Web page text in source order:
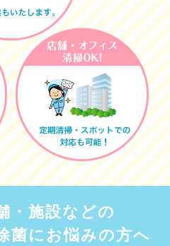
・施設などの
菌にお悩みの方へ